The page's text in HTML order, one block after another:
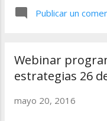
código
esta
Publicar un
Webinar
estrategias 26
mayo 20, 2016